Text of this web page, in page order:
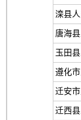
滦县
唐海
玉田
遵化
迁安
迁西